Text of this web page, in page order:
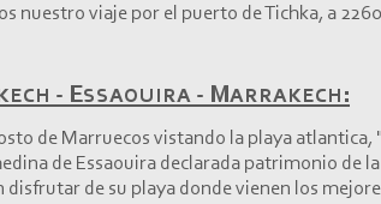
nuestro viaje por el puerto de Tichka, a
- Essaouira - Marrakech:
de Marruecos vistando la playa atlantica,
de Essaouira declarada patrimonio de
disfrutar de su playa donde vienen los